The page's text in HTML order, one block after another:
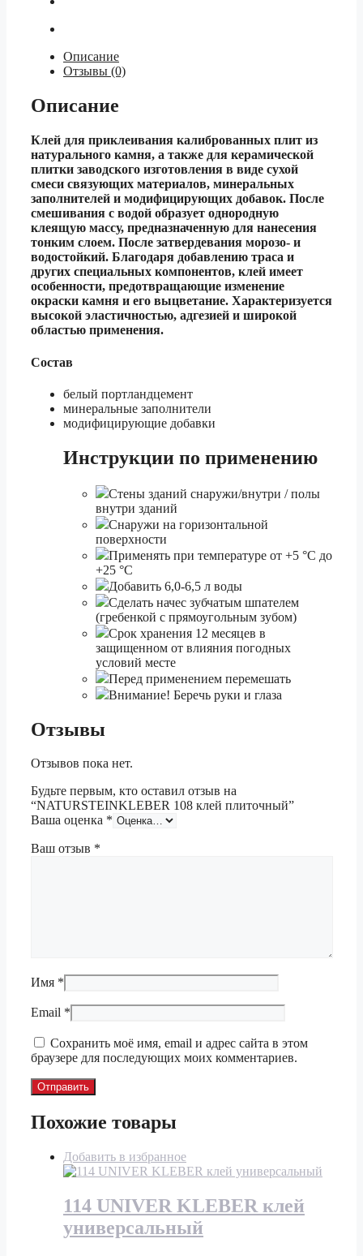
Описание
Отзывы (0)
Описание
Клей для приклеивания калиброванных плит из
натурального камня, а также для керамической
плитки заводского изготовления в виде сухой
смеси связующих материалов, минеральных
заполнителей и модифицирующих добавок. После
смешивания с водой образует однородную
клеящую массу, предназначенную для нанесения
тонким слоем. После затвердевания морозо- и
водостойкий. Благодаря добавлению траса и
других специальных компонентов, клей имеет
особенности, предотвращающие изменение
окраски камня и его выцветание. Характеризуется
высокой эластичностью, адгезией и широкой
областью применения.
Состав
белый портландцемент
минеральные заполнители
модифицирующие добавки
Инструкции по применению
Стены зданий снаружи/внутри / полы
внутри зданий
Снаружи на горизонтальной
поверхности
Применять при температуре от +5 °С до
+25 °С
Добавить 6,0-6,5 л воды
Сделать начес зубчатым шпателем
(гребенкой с прямоугольным зубом)
Срок хранения 12 месяцев в
защищенном от влияния погодных
условий месте
Перед применением перемешать
Внимание! Беречь руки и глаза
Отзывы
Отзывов пока нет.
Будьте первым, кто оставил отзыв на
“NATURSTEINKLEBER 108 клей плиточный”
Ваша оценка *
Ваш отзыв *
Имя *
Email *
Сохранить моё имя, email и адрес сайта в этом
браузере для последующих моих комментариев.
Похожие товары
Добавить в избранное
114 UNIVER KLEBER клей
универсальный